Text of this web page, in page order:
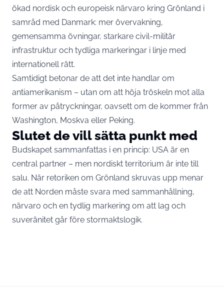
ökad nordisk och europeisk närvaro kring Grönland i
samråd med Danmark: mer övervakning,
gemensamma övningar, starkare civil-militär
infrastruktur och tydliga markeringar i linje med
internationell rätt.
Samtidigt betonar de att det inte handlar om
antiamerikanism – utan om att höja tröskeln mot alla
former av påtryckningar, oavsett om de kommer från
Washington, Moskva eller Peking.
Slutet de vill sätta punkt med
Budskapet sammanfattas i en princip: USA är en
central partner – men nordiskt territorium är inte till
salu. När retoriken om Grönland skruvas upp menar
de att Norden måste svara med sammanhållning,
närvaro och en tydlig markering om att lag och
suveränitet går före stormaktslogik.